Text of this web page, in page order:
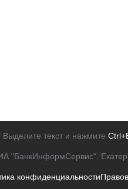
текст и нажмите
"БанкИнформСервис".
конфиденциальности